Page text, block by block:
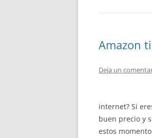
Amazon
Deja un
internet? Si
buen precio y
estos